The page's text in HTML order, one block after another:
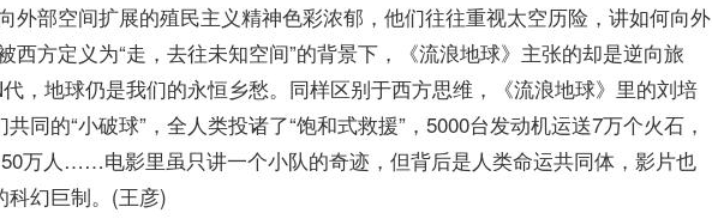
外部空间扩展的殖民主义精神色彩浓郁，他们往往重视太空历险，讲如何向外
西方定义为“走，去往未知空间”的背景下，《流浪地球》主张的却是逆向旅
，地球仍是我们的永恒乡愁。同样区别于西方思维，《流浪地球》里的刘培
同的“小破球”，全人类投诸了“饱和式救援”，5000台发动机运送7万个火石，
万人……电影里虽只讲一个小队的奇迹，但背后是人类命运共同体，影片也
科幻巨制。(王彦)